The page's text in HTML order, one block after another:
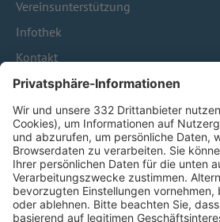
Vereinsunterstützung
Infothek
Kontakt
HÄUFIG BESUCHTE SEITEN
Pässe und Vereinswechsel
Trainerausbildung
Schulungsangebot Vereinsmitarbeiter
BFV-Geschäftsstellen